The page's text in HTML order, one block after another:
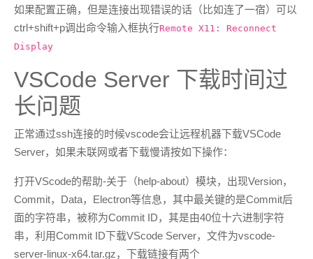
如果配置正确，但是连接出现错误的话（比如连了一宿）可以
ctrl+shift+p调出命令输入框执行Remote X11: Reconnect
Display
VSCode Server 下载时间过
长问题
正常通过ssh连接的时候vscode会让远程机器下载VSCode
Server，如果未联网或者下载慢请按如下操作：
打开VScode的帮助-关于（help-about）模块，出现Version，
Commit，Data，Electron等信息，其中最关键的是Commit后
面的字符串，被称为Commit ID，其是由40位十六进制字符
串，利用Commit ID下载VScode Server，文件为vscode-
server-linux-x64.tar.gz，下载链接有两个